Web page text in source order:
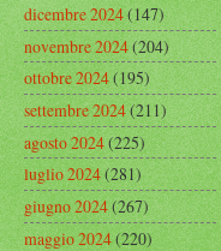
dicembre 2024(147)
novembre 2024(204)
ottobre 2024(195)
settembre 2024(211)
agosto 2024(225)
luglio 2024(281)
giugno 2024(267)
maggio 2024(220)